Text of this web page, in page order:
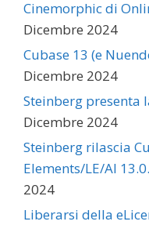
Cinemorphic di
Dicembre 2024
Cubase 13 (e
Dicembre 2024
Steinberg presenta
Dicembre 2024
Steinberg rilascia
Elements/LE/AI
2024
Liberarsi della